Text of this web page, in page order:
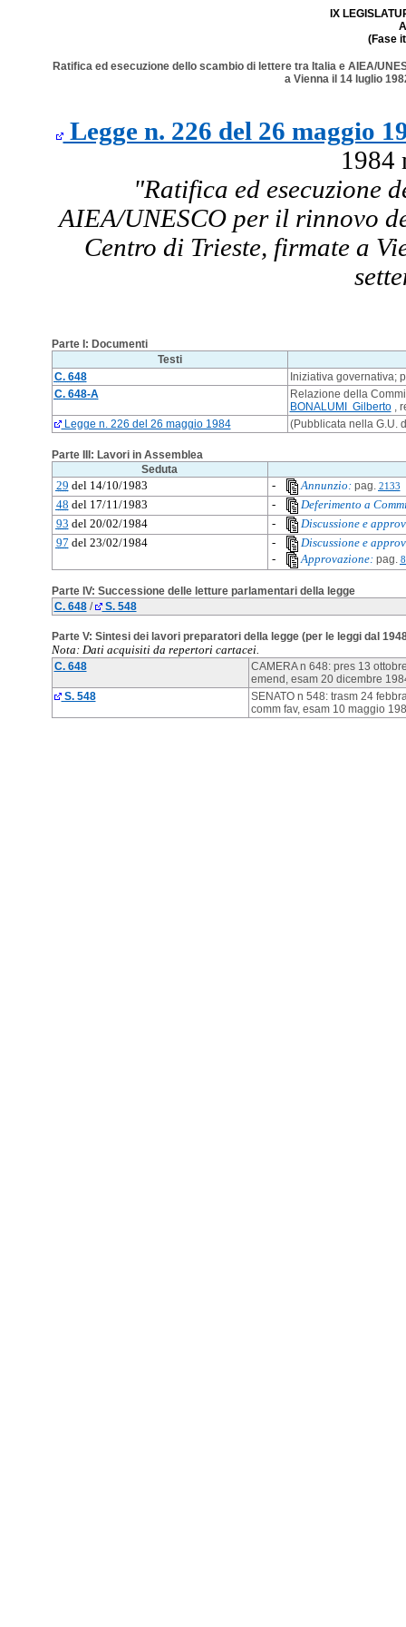
IX
(Fase
Ratifica ed esecuzione dello scambio di lettere tra Italia e AIEA/
a Vienna il 14 luglio
Legge n. 226 del 26 maggio
1984
"Ratifica ed esecuzione
AIEA/UNESCO per il rinnovo
Centro di Trieste, firmate a
Parte I: Documenti
Testi
C. 648
Iniziativa governativa;
C. 648-A
Relazione della
BONALUMI Gilberto,
Legge n. 226 del 26 maggio 1984
(Pubblicata nella G.U.
Parte III: Lavori in Assemblea
Seduta
29 del 14/10/1983 - Annunzio:pag. 2133
48 del 17/11/1983 -
Deferimento a
93 del 20/02/1984 -
Discussione e
97 del 23/02/1984 -
Discussione e
-
Approvazione:pag.
Parte IV: Successione delle letture parlamentari della legge
C. 648/ S. 548
Parte V: Sintesi dei lavori preparatori della legge (per le leggi dal
Nota: Dati acquisiti da repertori cartacei.
C. 648
CAMERA n 648: pres 13
emend, esam 20 dicembre
S. 548
SENATO n 548: trasm 24
comm fav, esam 10 maggio